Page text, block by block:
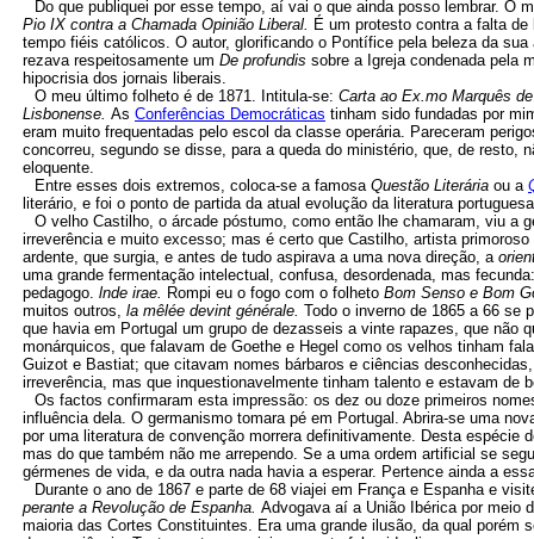
Do que publiquei por esse tempo, aí vai o que ainda posso lembrar. O
Pio IX contra a Chamada Opinião Liberal. É um protesto contra a falta
tempo fiéis católicos. O autor, glorificando o Pontífice pela beleza da
rezava respeitosamente um De profundis sobre a Igreja condenada pela
hipocrisia dos jornais liberais.
O meu último folheto é de 1871. Intitula-se: Carta ao Ex.mo Marquês
Lisbonense. As Conferências Democráticas tinham sido fundadas por
eram muito frequentadas pelo escol da classe operária. Pareceram
concorreu, segundo se disse, para a queda do ministério, que, de resto,
eloquente.
Entre esses dois extremos, coloca-se a famosa Questão Literária ou a
literário, e foi o ponto de partida da atual evolução da literatura
O velho Castilho, o árcade póstumo, como então lhe chamaram, viu a
irreverência e muito excesso; mas é certo que Castilho, artista
ardente, que surgia, e antes de tudo aspirava a uma nova direção, a
uma grande fermentação intelectual, confusa, desordenada, mas
pedagogo. lnde irae. Rompi eu o fogo com o folheto Bom Senso e Bom
muitos outros, la mêlée devint générale. Todo o inverno de 1865 a 66 se
que havia em Portugal um grupo de dezasseis a vinte rapazes, que não
monárquicos, que falavam de Goethe e Hegel como os velhos tinham
Guizot e Bastiat; que citavam nomes bárbaros e ciências
irreverência, mas que inquestionavelmente tinham talento e estavam
Os factos confirmaram esta impressão: os dez ou doze primeiros
influência dela. O germanismo tomara pé em Portugal. Abrira-se uma
por uma literatura de convenção morrera definitivamente. Desta
mas do que também não me arrependo. Se a uma ordem artificial se
gérmenes de vida, e da outra nada havia a esperar. Pertence ainda a
Durante o ano de 1867 e parte de 68 viajei em França e Espanha e
perante a Revolução de Espanha. Advogava aí a União Ibérica por meio
maioria das Cortes Constituintes. Era uma grande ilusão, da qual